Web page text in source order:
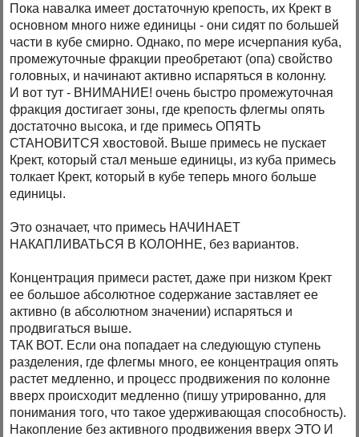
Пока навалка имеет достаточную крепость, их Крект в
основном много ниже единицы - они сидят по большей
части в кубе смирно. Однако, по мере исчерпания куба,
промежуточные фракции преобретают (опа) свойство
головных, и начинают активно испаряться в колонну.
И вот тут - ВНИМАНИЕ! очень быстро промежуточная
фракция достигает зоны, где крепость флегмы опять
достаточно высока, и где примесь ОПЯТЬ
СТАНОВИТСЯ хвостовой. Выше примесь не пускает
Крект, который стал меньше единицы, из куба примесь
толкает Крект, который в кубе теперь много больше
единицы.
Это означает, что примесь НАЧИНАЕТ
НАКАПЛИВАТЬСЯ В КОЛОННЕ, без вариантов.
Концентрация примеси растет, даже при низком Крект
ее большое абсолютное содержание заставляет ее
активно (в абсолютном значении) испаряться и
продвигаться выше.
ТАК ВОТ. Если она попадает на следующую ступень
разделения, где флегмы много, ее концентрация опять
растет медленно, и процесс продвижения по колонне
вверх происходит медленно (пишу утрированно, для
понимания того, что такое удерживающая способность).
Накопление без активного продвижения вверх ЭТО И